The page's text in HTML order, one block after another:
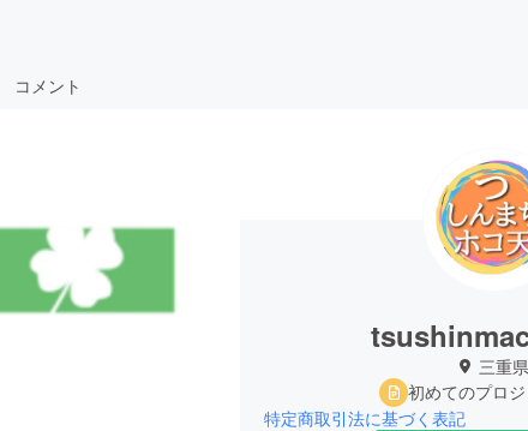
コメント
三重県
初めてのプロ
特定商取引法に基づく表記